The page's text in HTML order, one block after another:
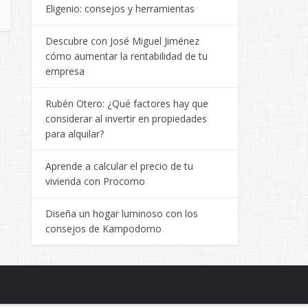
Eligenio: consejos y herramientas
Descubre con José Miguel Jiménez
cómo aumentar la rentabilidad de tu
empresa
Rubén Otero: ¿Qué factores hay que
considerar al invertir en propiedades
para alquilar?
Aprende a calcular el precio de tu
vivienda con Procomo
Diseña un hogar luminoso con los
consejos de Kampodomo